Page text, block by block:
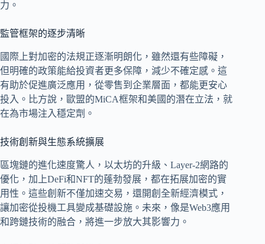
力。
監管框架的逐步清晰
國際上對加密的法規正逐漸明朗化，雖然還有些障礙，
但明確的政策能給投資者更多保障，減少不確定感。這
有助於促進廣泛應用，從零售到企業層面，都能更安心
投入。比方說，歐盟的MiCA框架和美國的潛在立法，就
在為市場注入穩定劑。
技術創新與生態系統擴展
區塊鏈的進化速度驚人，以太坊的升級、Layer-2網路的
優化，加上DeFi和NFT的蓬勃發展，都在拓展加密的實
用性。這些創新不僅加速交易，還開創全新經濟模式，
讓加密從投機工具變成基礎設施。未來，像是Web3應用
和跨鏈技術的融合，將進一步放大其影響力。